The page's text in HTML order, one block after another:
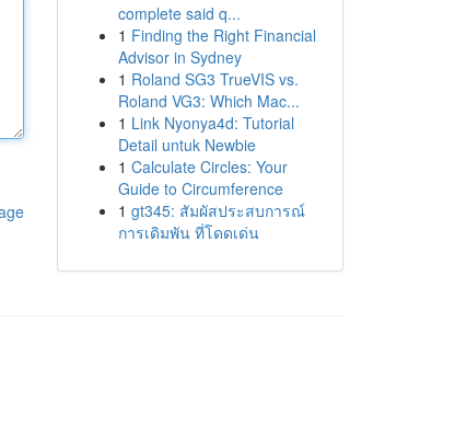
complete said q...
1 Finding the Right Financial
Advisor in Sydney
1 Roland SG3 TrueVIS vs.
Roland VG3: Which Mac...
1 Link Nyonya4d: Tutorial
Detail untuk Newbie
1 Calculate Circles: Your
Guide to Circumference
1 gt345: สัมผัสประสบการณ์
การเดิมพัน ที่โดดเด่น